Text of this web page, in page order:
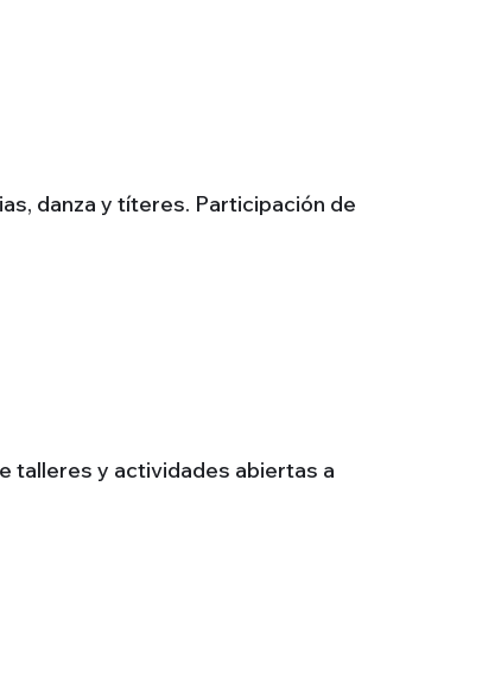
danza y títeres. Participación de
talleres y actividades abiertas a